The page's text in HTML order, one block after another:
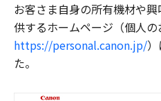
お客さま自身の所有機材や
供するホームページ（個人の
https://personal.canon.jp/
た。